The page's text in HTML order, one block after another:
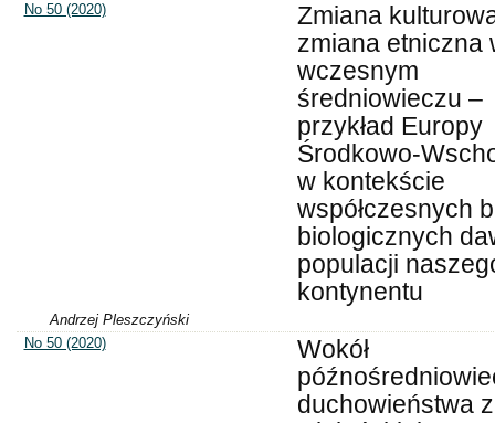
No 50 (2020)
Zmiana
zmiana etniczna
wczesnym
średniowieczu –
przykład Europy
Środkowo-
w kontekście
współczesnych
biologicznych
populacji
kontynentu
Andrzej Pleszczyński
No 50 (2020)
Wokół
duchowieństwa